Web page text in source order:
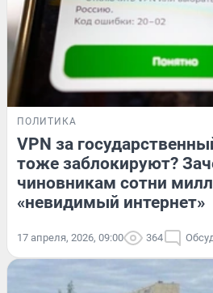
ПОЛИТИКА
VPN за
тоже заблокируют?
чиновникам сотни
«невидимый интернет»
17 апреля, 2026, 09:00 364